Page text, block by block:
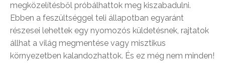
megközelítésből próbálhattok meg kiszabadulni.
Ebben a feszültséggel teli állapotban egyaránt
részesei lehettek egy nyomozós küldetésnek, rajtatok
állhat a világ megmentése vagy misztikus
környezetben kalandozhattok. És ez még nem minden!